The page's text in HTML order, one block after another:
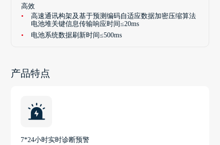
高效
高速通讯构架及基于预测编码自适应数据加密压缩算法
电池堆关键信息传输响应时间≤20ms
电池系统数据刷新时间≤500ms
产品特点
7*24小时实时诊断预警